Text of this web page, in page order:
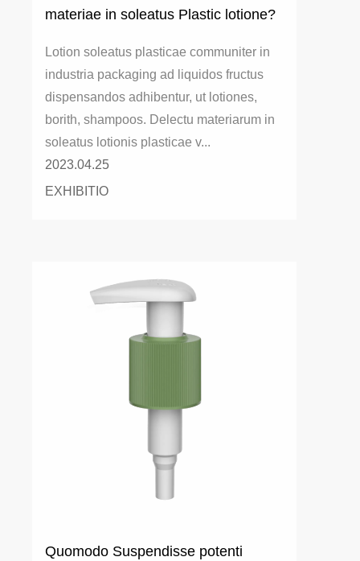
materiae in soleatus Plastic lotione?
Lotion soleatus plasticae communiter in
industria packaging ad liquidos fructus
dispensandos adhibentur, ut lotiones,
borith, shampoos. Delectu materiarum in
soleatus lotionis plasticae v...
2023.04.25
EXHIBITIO
Quomodo Suspendisse potenti